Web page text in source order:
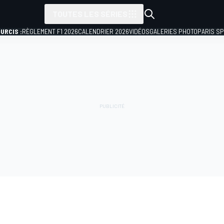
:RÈGLEMENT F1 2026CALENDRIER 2026VIDÉOSGALERIES PHOTOPARIS